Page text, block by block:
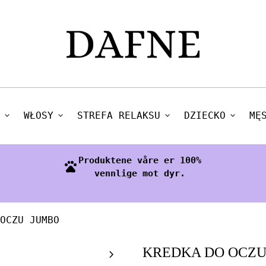
expand_more WŁOSY expand_more STREFA RELAKSU expand_more DZIECKO expand_more
pets Produktene våre er 100%
vennlige mot dyr.
JUMBO
chevron_right KREDKA DO